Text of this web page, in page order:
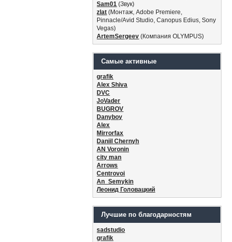
Sam01 (Звук)
zlat (Монтаж, Adobe Premiere,
Pinnacle/Avid Studio, Canopus Edius, Sony
Vegas)
ArtemSergeev (Компания OLYMPUS)
Самые активные
grafik
Alex Shiva
DVC
JoVader
BUGROV
Danyboy
Alex
Mirrorfax
Daniil Chernyh
AN Voronin
city man
Arrows
Centrovoi
An_Semykin
Леонид Головацкий
Лучшие по благодарностям
sadstudio
grafik